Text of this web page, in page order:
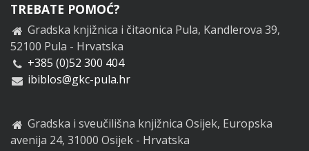
TREBATE POMOĆ?
Gradska knjižnica i čitaonica Pula, Kandlerova 39,
52100 Pula - Hrvatska
+385 (0)52 300 404
ibiblos@gkc-pula.hr
Gradska i sveučilišna knjižnica Osijek, Europska
avenija 24, 31000 Osijek - Hrvatska